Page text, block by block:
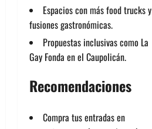
Espacios con más food trucks y
fusiones gastronómicas.
Propuestas inclusivas como La
Gay Fonda en el Caupolicán.
Recomendaciones
Compra tus entradas en